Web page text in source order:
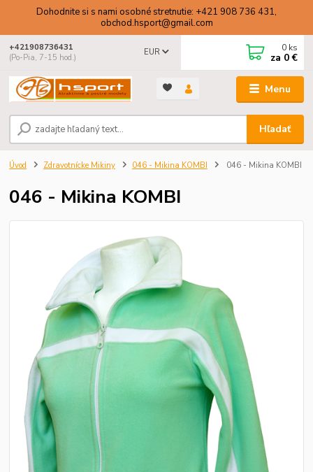
Dohodnite si s nami osobné stretnutie: +421 908 736 431,
obchod.hsport@gmail.com
Menu
EUR
Hľadať
+421908736431
(Po-Pia, 7-15 hod.)
0 ks
za 0 €
Úvod Zdravotnícke Mikiny 046 - Mikina KOMBI 046 - Mikina KOMBI
046 - Mikina KOMBI